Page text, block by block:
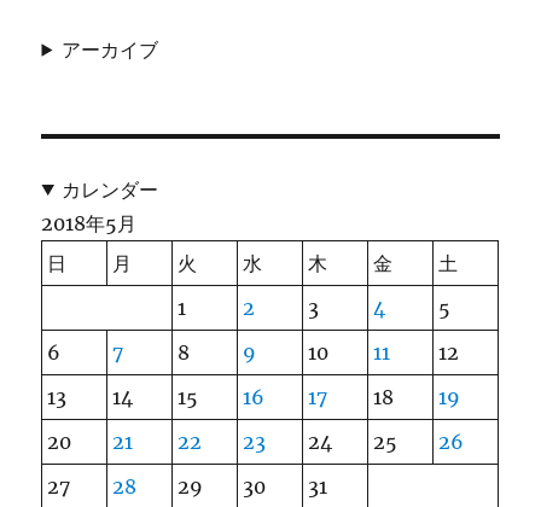
アーカイブ
カレンダー
2018年5月
日
月 火 水 木 金
土
1
2 3 4
5
6
7 8 9 10 11
12
13
14 15 16 17 18
19
20
21 22 23 24 25
26
27
28 29 30 31